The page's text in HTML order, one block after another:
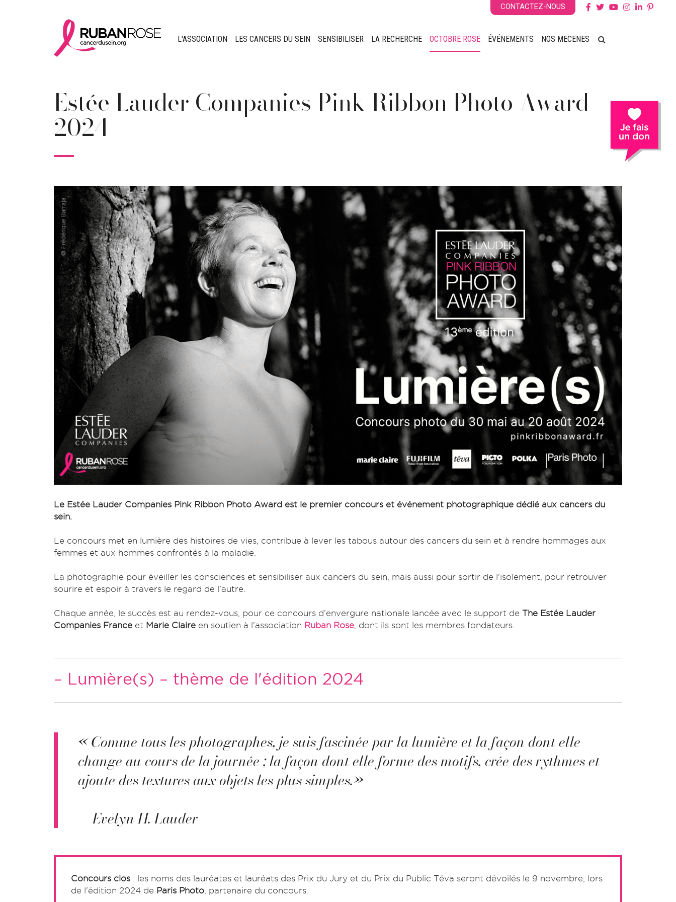
CONTACTEZ-NOUS
L'ASSOCIATION LES CANCERS DU SEIN SENSIBILISER LA RECHERCHE OCTOBRE ROSE ÉVÉNEMENTS NOS MECENES
Estée Lauder Companies Pink Ribbon Photo Award
2024
Le Estée Lauder Companies Pink Ribbon Photo Award est le premier concours et événement photographique dédié aux cancers du
sein.
Le concours met en lumière des histoires de vies, contribue à lever les tabous autour des cancers du sein et à rendre hommages aux
femmes et aux hommes confrontés à la maladie.
La photographie pour éveiller les consciences et sensibiliser aux cancers du sein, mais aussi pour sortir de l'isolement, pour retrouver
sourire et espoir à travers le regard de l'autre.
Chaque année, le succès est au rendez-vous, pour ce concours d’envergure nationale lancée avec le support de The Estée Lauder
Companies France et Marie Claire en soutien à l’association Ruban Rose , dont ils sont les membres fondateurs.
– Lumière(s) – thème de l'édition 2024
« Comme tous les photographes, je suis fascinée par la lumière et la façon dont elle
change au cours de la journée ; la façon dont elle forme des motifs, crée des rythmes et
ajoute des textures aux objets les plus simples.»
— Evelyn H. Lauder
Concours clos : les noms des lauréates et lauréats des Prix du Jury et du Prix du Public Téva seront dévoilés le 9 novembre, lors
de l'édition 2024 de Paris Photo , partenaire du concours.